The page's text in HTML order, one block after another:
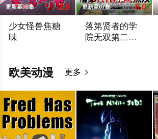
更新至06集 2.0
少女怪兽焦糖
味
更新至07集 6.0
落第贤者的学
院无双第二回
记
欧美动漫 更多 